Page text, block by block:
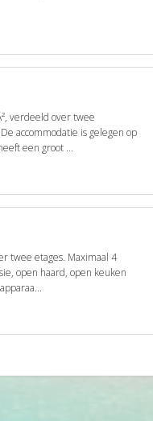
verdeeld over twee
accommodatie is gelegen op
een groot ...
twee etages. Maximaal 4
open haard, open keuken